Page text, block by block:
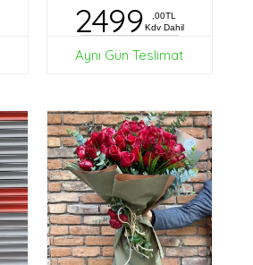
2499
,00TL
Kdv Dahil
Aynı Gün Teslimat